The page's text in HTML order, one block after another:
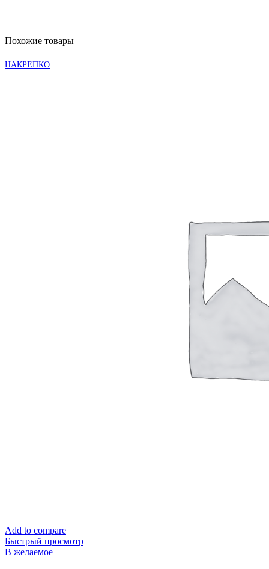
Похожие товары
НАКРЕПКО
Add to compare
Быстрый просмотр
В желаемое